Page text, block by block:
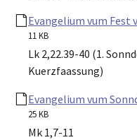
Evangelium vum Fest
11 KB
Lk 2,22.39-40 (1.
Kuerzfaassung)
Evangelium vum
25 KB
Mk 1,7-11